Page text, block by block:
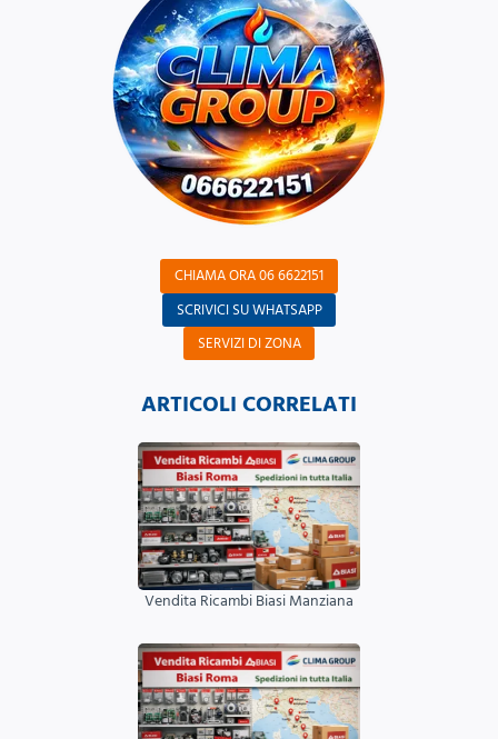
CHIAMA ORA 06 6622151
SCRIVICI SU WHATSAPP
SERVIZI DI ZONA
ARTICOLI CORRELATI
Vendita Ricambi Biasi Manziana